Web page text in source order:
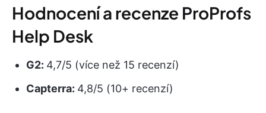
Hodnocení a recenze ProProfs
Help Desk
G2: 4,7/5 (více než 15 recenzí)
Capterra: 4,8/5 (10+ recenzí)